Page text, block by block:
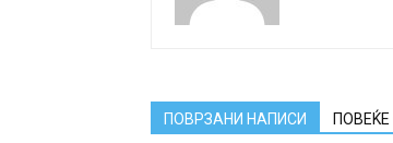
ПОВРЗАНИ НАПИСИ